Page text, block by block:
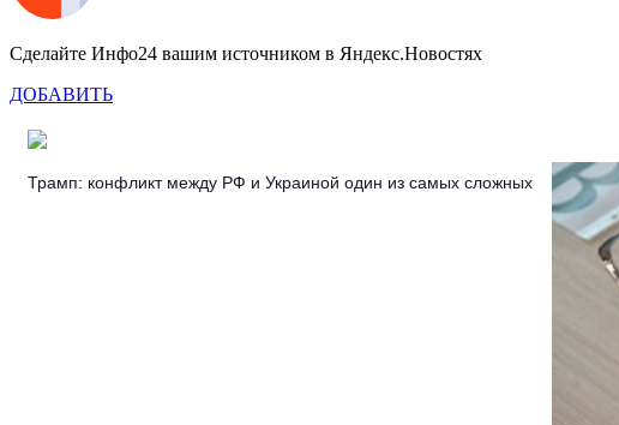
Сделайте Инфо24 вашим источником в Яндекс.Новостях
ДОБАВИТЬ
Трамп: конфликт между РФ и Украиной один из самых сложных